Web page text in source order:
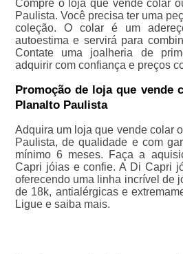
Compre o loja que vende colar
Paulista. Você precisa ter uma
coleção. O colar é um
autoestima e servirá para
Contate uma joalheria de
adquirir com confiança e preços
Promoção de loja que vende
Planalto Paulista
Adquira um loja que vende colar
Paulista, de qualidade e com
mínimo 6 meses. Faça a
Capri jóias e confie. A Di Capri
oferecendo uma linha incrível de
de 18k, antialérgicas e
Ligue e saiba mais.